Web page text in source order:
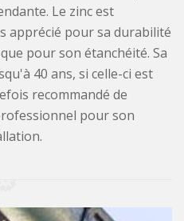
Le zinc est
apprécié pour sa durabilité
pour son étanchéité. Sa
40 ans, si celle-ci est
recommandé de
pour son